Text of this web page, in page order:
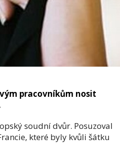
pracovníkům nosit
soudní dvůr. Posuzoval
které byly kvůli šátku